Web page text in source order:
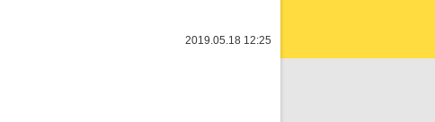
2019.05.18 12:25